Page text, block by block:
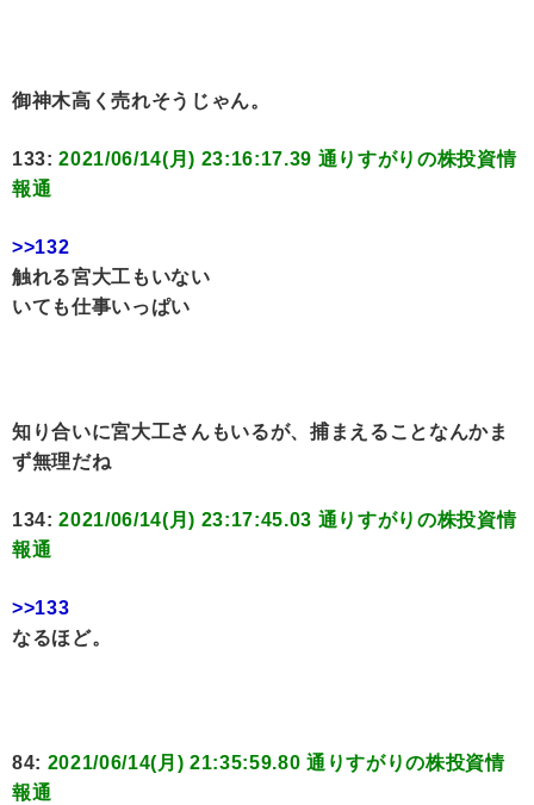
御神木高く売れそうじゃん。
133:2021/06/14(月) 23:16:17.39 通りすがりの株投資情
報通
>>132
触れる宮大工もいない
いても仕事いっぱい
知り合いに宮大工さんもいるが、捕まえることなんかま
ず無理だね
134:2021/06/14(月) 23:17:45.03 通りすがりの株投資情
報通
>>133
なるほど。
84: 2021/06/14(月) 21:35:59.80 通りすがりの株投資情
報通